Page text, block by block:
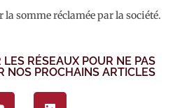
la somme réclamée par la société.
RÉSEAUX POUR NE PAS
NOS PROCHAINS ARTICLES